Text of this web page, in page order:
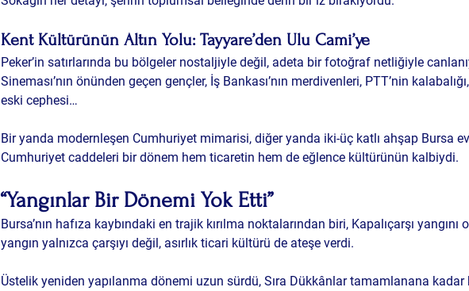
Kent Kültürünün Altın Yolu: Tayyare’den Ulu Cami’ye
Peker’in satırlarında bu bölgeler nostaljiyle değil, adeta bir fotoğraf netliğiyle
Sineması’nın önünden geçen gençler, İş Bankası’nın merdivenleri, PTT’nin
eski cephesi…
Bir yanda modernleşen Cumhuriyet mimarisi, diğer yanda iki-üç katlı ahşap Bursa
Cumhuriyet caddeleri bir dönem hem ticaretin hem de eğlence kültürünün kalbiydi.
“Yangınlar Bir Dönemi Yok Etti”
Bursa’nın hafıza kaybındaki en trajik kırılma noktalarından biri, Kapalıçarşı yangını
yangın yalnızca çarşıyı değil, asırlık ticari kültürü de ateşe verdi.
Üstelik yeniden yapılanma dönemi uzun sürdü, Sıra Dükkânlar tamamlanana